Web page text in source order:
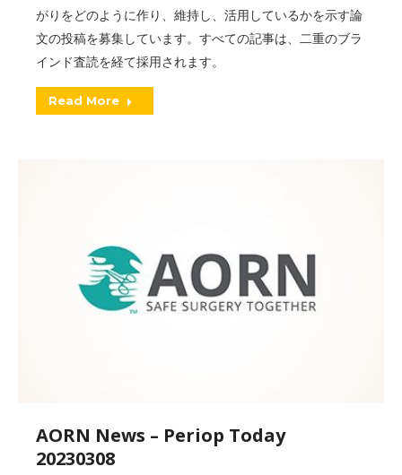
がりをどのように作り、維持し、活用しているかを示す論
文の投稿を募集しています。すべての記事は、二重のブラ
インド査読を経て採用されます。
Read More
AORN News – Periop Today
20230308